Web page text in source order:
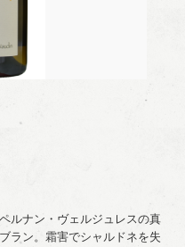
ルナン・ヴェルジュレスの真
ラン。霜害でシャルドネを失